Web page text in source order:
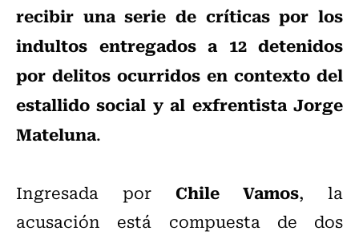
recibir una serie de críticas por los
indultos entregados a 12 detenidos
por delitos ocurridos en contexto del
estallido social y al exfrentista Jorge
Mateluna.
Ingresada por Chile Vamos, la
acusación está compuesta de dos